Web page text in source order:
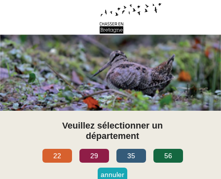
Veuillez sélectionner un
département
22 29 35 56
annuler